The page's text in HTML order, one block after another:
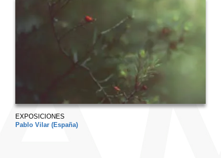
EXPOSICIONES
Pablo Vilar (España)